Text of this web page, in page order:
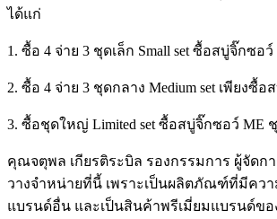
ได้แก่
1. ซื้อ 4 จ่าย 3 ชุดเล็ก Small set ซื้อสบู่จิ๊กซ
2. ซื้อ 4 จ่าย 3 ชุดกลาง Medium set เพียงซื้
3. ซื้อชุดใหญ่ Limited set ซื้อสบู่จิ๊กซอว์ ME
คุณจตุพล เกียรติระบิล รองกรรมการ ผู้จัดก
วางจำหน่ายที่นี้ เพราะเป็นผลิตภัณฑ์ที่มีคว
แบรนด์อื่น และเป็นสินค้าพรีเมี่ยมแบรนด์ข